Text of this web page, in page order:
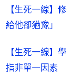
【生死一線】
給他卻猶豫」
【生死一線】
指非單一因素